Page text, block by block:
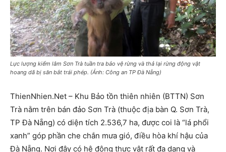
Lực lượng kiểm lâm Sơn Trà tuần tra bảo vệ rừng và thả lại rừng động vật
hoang dã bị săn bắt trái phép. (Ảnh: Công an TP Đà Nẵng)
ThienNhien.Net – Khu Bảo tồn thiên nhiên (BTTN) Sơn
Trà nằm trên bán đảo Sơn Trà (thuộc địa bàn Q. Sơn Trà,
TP Đà Nẵng) có diện tích 2.536,7 ha, được coi là “lá phổi
xanh” góp phần che chắn mưa gió, điều hòa khí hậu của
Đà Nẵng. Nơi đây có hệ động thực vật rất đa dạng và